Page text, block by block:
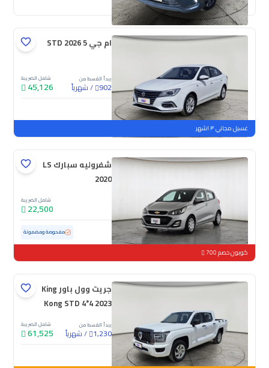
ام جي 5 STD 2026
يبدأ القسط من
902
/شهرياً
شامل الضريبة
45,126
جديدة
غسيل مجاني ٣ اشهر
شفروليه سبارك LS
2020
شامل الضريبة
22,500
مستعملة 152,867 كم مفحوصة ومضمونة
كوبون خصم 700
جريت وول باور King
Kong STD 4*4 2023
يبدأ القسط من
1,230
/شهرياً
شامل الضريبة
61,525
جديدة